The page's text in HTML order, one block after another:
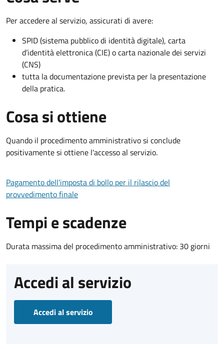
Per accedere al servizio, assicurati di avere:
SPID (sistema pubblico di identità digitale), carta
d’identità elettronica (CIE) o carta nazionale dei servizi
(CNS)
tutta la documentazione prevista per la presentazione
della pratica.
Cosa si ottiene
Quando il procedimento amministrativo si conclude
positivamente si ottiene l'accesso al servizio.
Pagamento dell'imposta di bollo per il rilascio del
provvedimento finale
Tempi e scadenze
Durata massima del procedimento amministrativo: 30 giorni
Accedi al servizio
Accedi al servizio